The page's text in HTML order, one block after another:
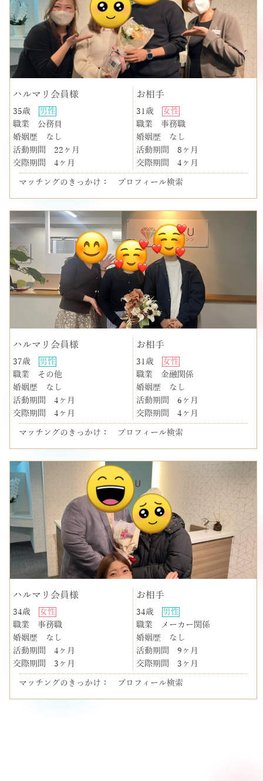
ハルマリ会員様
35歳
男性
職業
公務員
婚姻歴
なし
活動期間
22ヶ月
交際期間
4ヶ月
お相手
31歳
女性
職業
事務職
婚姻歴
なし
活動期間
8ヶ月
交際期間
4ヶ月
マッチングのきっかけ： プロフィール検索
ハルマリ会員様
37歳
男性
職業
その他
婚姻歴
なし
活動期間
4ヶ月
交際期間
4ヶ月
お相手
31歳
女性
職業
金融関係
婚姻歴
なし
活動期間
6ヶ月
交際期間
4ヶ月
マッチングのきっかけ： プロフィール検索
ハルマリ会員様
34歳
女性
職業
事務職
婚姻歴
なし
活動期間
4ヶ月
交際期間
3ヶ月
お相手
34歳
男性
職業
メーカー関係
婚姻歴
なし
活動期間
9ヶ月
交際期間
3ヶ月
マッチングのきっかけ： プロフィール検索